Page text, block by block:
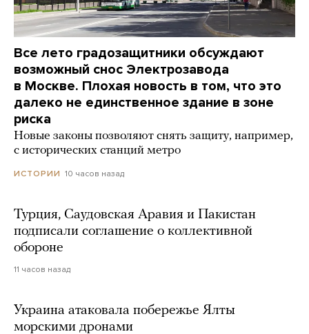
Все лето градозащитники обсуждают
возможный снос Электрозавода
в Москве. Плохая новость в том, что это
далеко не единственное здание в зоне
риска
Новые законы позволяют снять защиту, например,
с исторических станций метро
ИСТОРИИ 10 часов назад
Турция, Саудовская Аравия и Пакистан
подписали соглашение о коллективной
обороне
11 часов назад
Украина атаковала побережье Ялты
морскими дронами